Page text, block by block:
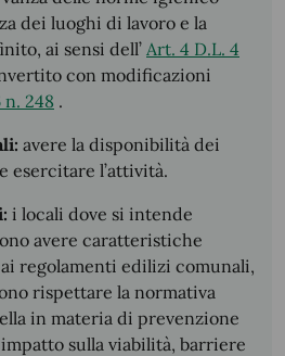
dei luoghi di lavoro e la
ai sensi dell’ Art. 4 D.L. 4
con modificazioni
n. 248 .
avere la disponibilità dei
esercitare l’attività.
i locali dove si intende
avere caratteristiche
regolamenti edilizi comunali,
rispettare la normativa
in materia di prevenzione
sulla viabilità, barriere